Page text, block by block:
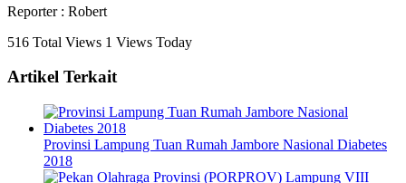
Reporter : Robert
516 Total Views 1 Views Today
Artikel Terkait
Provinsi Lampung Tuan Rumah Jambore Nasional Diabetes
2018